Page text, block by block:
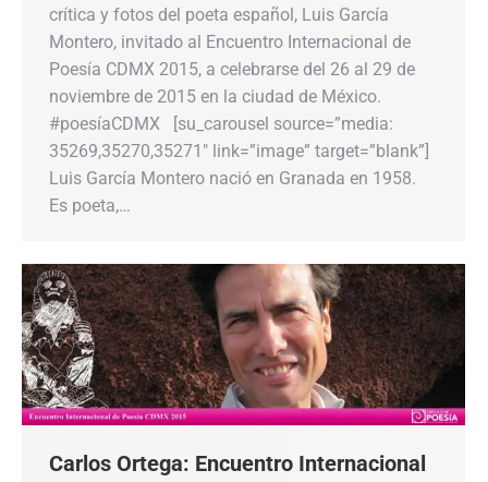
crítica y fotos del poeta español, Luis García
Montero, invitado al Encuentro Internacional de
Poesía CDMX 2015, a celebrarse del 26 al 29 de
noviembre de 2015 en la ciudad de México.
#poesíaCDMX [su_carousel source=”media:
35269,35270,35271″ link=”image” target=”blank”]
Luis García Montero nació en Granada en 1958.
Es poeta,…
Carlos Ortega: Encuentro Internacional